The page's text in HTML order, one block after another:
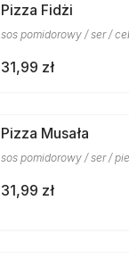
Pizza Fidżi
sos pomidorowy / ser /
31,99 zł
Pizza Musała
sos pomidorowy / ser /
31,99 zł